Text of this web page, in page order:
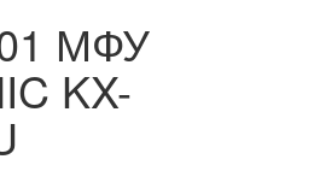
МФУ
KX-